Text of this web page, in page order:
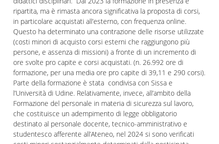
ripartita, ma è rimasta ancora significativa la proposta di corsi,
in particolare acquistati all’esterno, con frequenza online.
Questo ha determinato una contrazione delle risorse utilizzate
(costi minori di acquisto corsi esterni che raggiungono più
persone, e assenza di missioni) a fronte di un incremento di
ore svolte pro capite e corsi acquistati. (n. 26.992 ore di
formazione, per una media ore pro capite di 39,11 e 290 corsi).
Parte della formazione è stata condivisa con Sissa e
l’Università di Udine. Relativamente, invece, all’ambito della
Formazione del personale in materia di sicurezza sul lavoro,
che costituisce un adempimento di legge obbligatorio
destinato al personale docente, tecnico-amministrativo e
studentesco afferente all’Ateneo, nel 2024 si sono verificati